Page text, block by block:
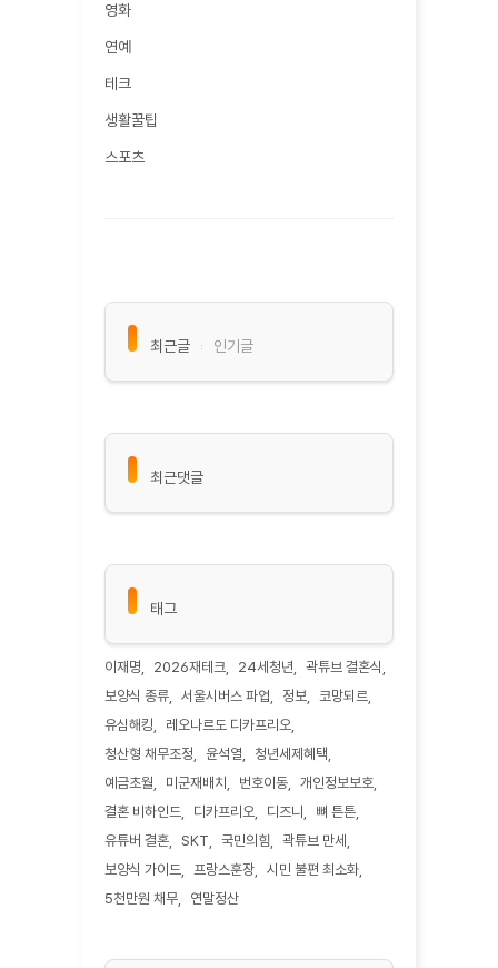
영화
연예
테크
생활꿀팁
스포츠
최근글 인기글
최근댓글
태그
이재명 2026재테크 24세청년
곽튜브 결혼식
보양식 종류
서울시버스 파업 정보
코망되르
유심해킹
레오나르도 디카프리오
청산형 채무조정
윤석열
청년세제혜택
예금초월
미군재배치 번호이동
개인정보보호
결혼 비하인드
디카프리오 디즈니
뼈 튼튼
유튜버 결혼
SKT 국민의힘
곽튜브 만세
보양식 가이드
프랑스훈장
시민 불편 최소화
5천만원 채무
연말정산